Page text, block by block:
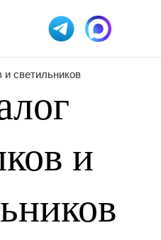
и светильников
и